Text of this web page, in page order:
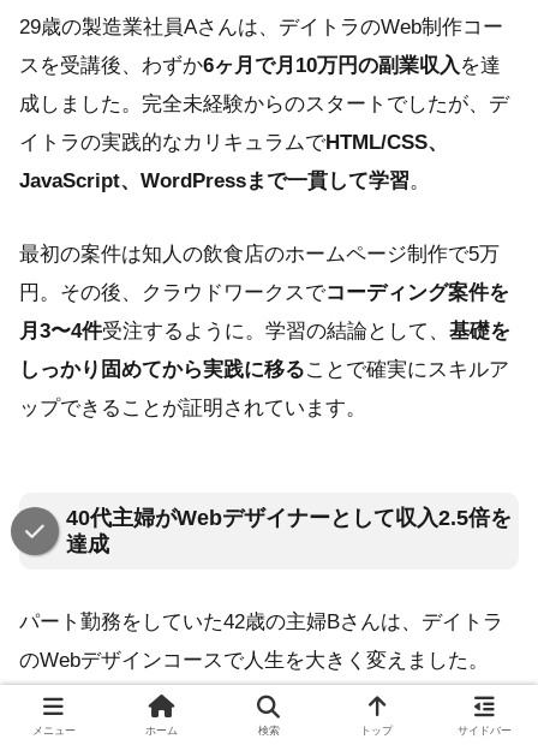
29歳の製造業社員Aさんは、デイトラのWeb制作コー
スを受講後、わずか6ヶ月で月10万円の副業収入を達
成しました。完全未経験からのスタートでしたが、デ
イトラの実践的なカリキュラムでHTML/CSS、
JavaScript、WordPressまで一貫して学習。
最初の案件は知人の飲食店のホームページ制作で5万
円。その後、クラウドワークスでコーディング案件を
月3〜4件受注するように。学習の結論として、 基礎を
しっかり固めてから実践に移ることで確実にスキルア
ップできることが証明されています。
40代主婦がWebデザイナーとして収入2.5倍を
達成
パート勤務をしていた42歳の主婦Bさんは、デイトラ
のWebデザインコースで人生を大きく変えました。
FigmaとPhotoshopの操作から始まり、バナーデザイ
ン、LPデザインまでを4ステップで習得。
メニュー ホーム 検索 トップ サイドバー